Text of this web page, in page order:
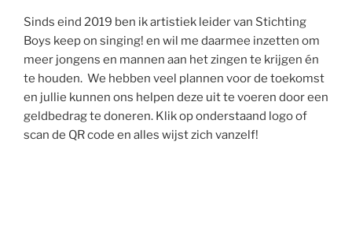
Sinds eind 2019 ben ik artistiek leider van Stichting
Boys keep on singing! en wil me daarmee inzetten om
meer jongens en mannen aan het zingen te krijgen én
te houden. We hebben veel plannen voor de toekomst
en jullie kunnen ons helpen deze uit te voeren door een
geldbedrag te doneren. Klik op onderstaand logo of
scan de QR code en alles wijst zich vanzelf!